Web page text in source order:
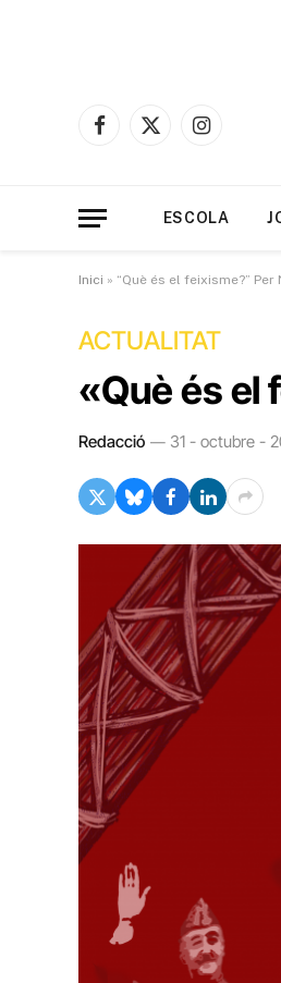
Facebook
X
Instagram
ESCOLA
Inici » “Què és el feixisme?”
ACTUALITAT
«Què és el
Redacció 31 - octubre -